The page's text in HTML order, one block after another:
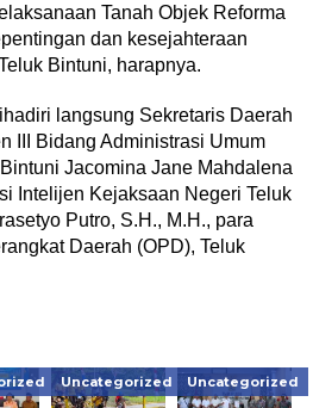
Tanah Objek Reforma
dan kesejahteraan
Bintuni, harapnya.
langsung Sekretaris Daerah
III Bidang Administrasi Umum
Jacomina Jane Mahdalena
Intelijen Kejaksaan Negeri Teluk
Putro, S.H., M.H., para
Daerah (OPD), Teluk
Uncategorized Uncategorized